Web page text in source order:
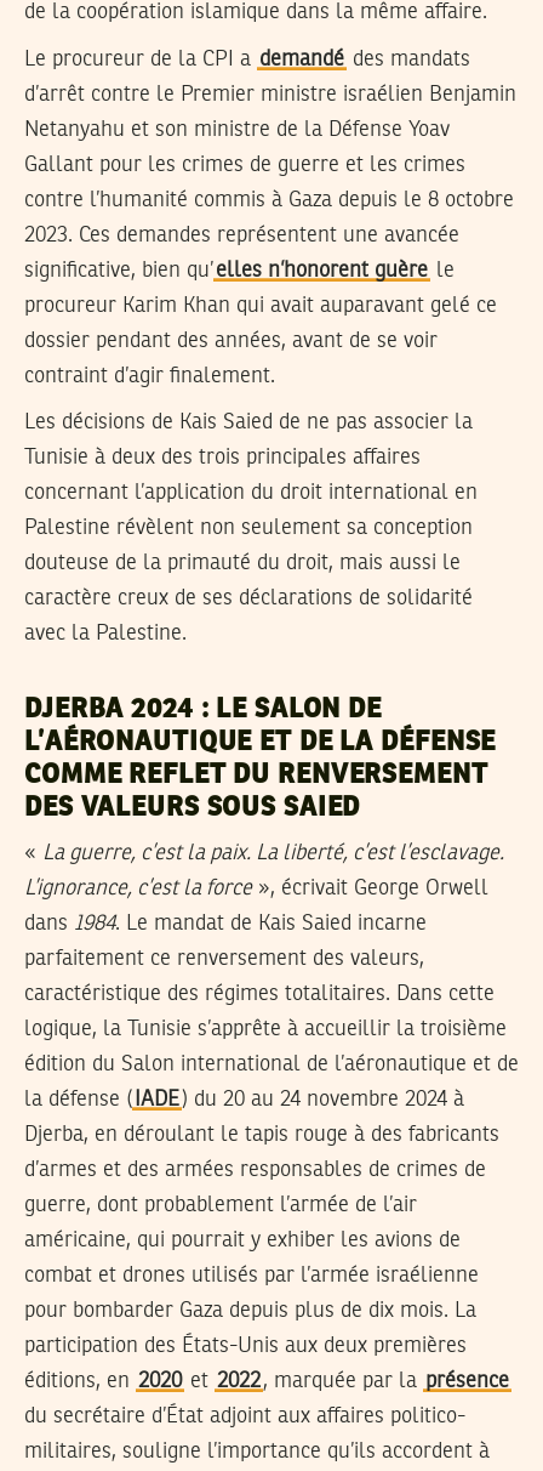
de la coopération islamique dans la même affaire.
Le procureur de la CPI a demandé des mandats
d’arrêt contre le Premier ministre israélien Benjamin
Netanyahu et son ministre de la Défense Yoav
Gallant pour les crimes de guerre et les crimes
contre l’humanité commis à Gaza depuis le 8 octobre
2023. Ces demandes représentent une avancée
significative, bien qu’elles n’honorent guère le
procureur Karim Khan qui avait auparavant gelé ce
dossier pendant des années, avant de se voir
contraint d’agir finalement.
Les décisions de Kais Saied de ne pas associer la
Tunisie à deux des trois principales affaires
concernant l’application du droit international en
Palestine révèlent non seulement sa conception
douteuse de la primauté du droit, mais aussi le
caractère creux de ses déclarations de solidarité
avec la Palestine.
DJERBA 2024 : LE SALON DE
L’AÉRONAUTIQUE ET DE LA DÉFENSE
COMME REFLET DU RENVERSEMENT
DES VALEURS SOUS SAIED
« La guerre, c’est la paix. La liberté, c’est l’esclavage.
L’ignorance, c’est la force», écrivait George Orwell
dans 1984. Le mandat de Kais Saied incarne
parfaitement ce renversement des valeurs,
caractéristique des régimes totalitaires. Dans cette
logique, la Tunisie s’apprête à accueillir la troisième
édition du Salon international de l’aéronautique et de
la défense ( IADE) du 20 au 24 novembre 2024 à
Djerba, en déroulant le tapis rouge à des fabricants
d’armes et des armées responsables de crimes de
guerre, dont probablement l’armée de l’air
américaine, qui pourrait y exhiber les avions de
combat et drones utilisés par l’armée israélienne
pour bombarder Gaza depuis plus de dix mois. La
participation des États-Unis aux deux premières
éditions, en 2020 et 2022, marquée par la présence
du secrétaire d’État adjoint aux affaires politico-
militaires, souligne l’importance qu’ils accordent à